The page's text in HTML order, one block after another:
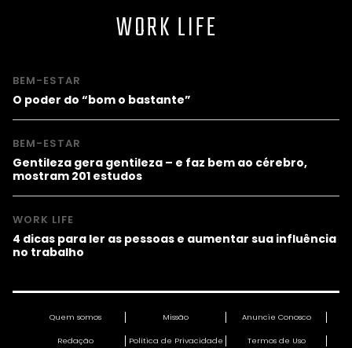
WORK LIFE
BEM-ESTAR
O poder do “bom o bastante”
BEM-ESTAR
Gentileza gera gentileza – e faz bem ao cérebro,
mostram 201 estudos
WORK LIFE
4 dicas para ler as pessoas e aumentar sua influência
no trabalho
Quem somos Missão Anuncie Conosco
Redação Política de Privacidade Termos de Uso